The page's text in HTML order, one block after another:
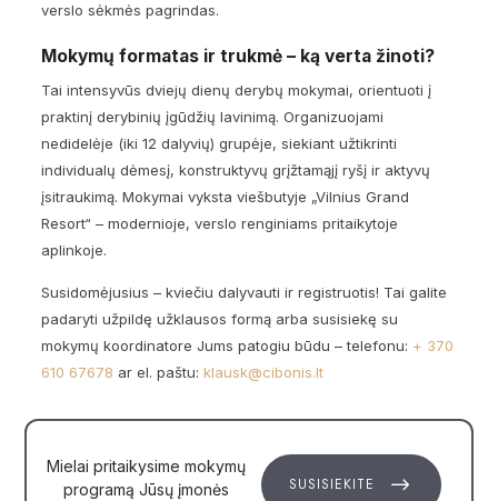
verslo sėkmės pagrindas.
Mokymų formatas ir trukmė – ką verta žinoti?
Tai intensyvūs dviejų dienų derybų mokymai, orientuoti į
praktinį derybinių įgūdžių lavinimą. Organizuojami
nedidelėje (iki 12 dalyvių) grupėje, siekiant užtikrinti
individualų dėmesį, konstruktyvų grįžtamąjį ryšį ir aktyvų
įsitraukimą. Mokymai vyksta viešbutyje „Vilnius Grand
Resort“ – modernioje, verslo renginiams pritaikytoje
aplinkoje.
Susidomėjusius – kviečiu dalyvauti ir registruotis! Tai galite
padaryti užpildę užklausos formą arba susisiekę su
mokymų koordinatore Jums patogiu būdu – telefonu: + 370
610 67678 ar el. paštu:klausk@cibonis.lt
Mielai pritaikysime mokymų
programą Jūsų įmonės
SUSISIEKITE
SUSISIEKITE